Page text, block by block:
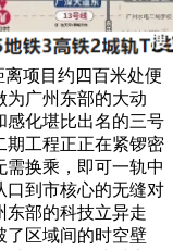
项目约四百米处便
为广州东部的大动
感化堪比出名的三号
期工程正正在紧锣密
换乘，即可一轨中
口到市核心的无缝对
东部的科技立异走
了区域间的时空壁